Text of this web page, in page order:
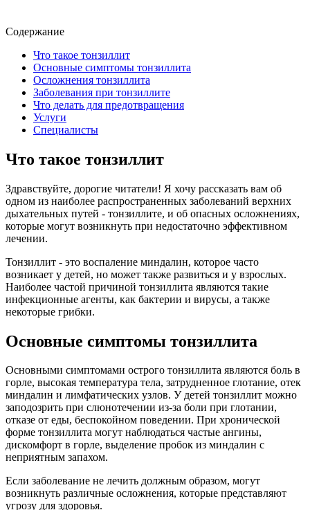
Содержание
Что такое тонзиллит
Основные симптомы тонзиллита
Осложнения тонзиллита
Заболевания при тонзиллите
Что делать для предотвращения
Услуги
Специалисты
Что такое тонзиллит
Здравствуйте, дорогие читатели! Я хочу рассказать вам об
одном из наиболее распространенных заболеваний верхних
дыхательных путей - тонзиллите, и об опасных осложнениях,
которые могут возникнуть при недостаточно эффективном
лечении.
Тонзиллит - это воспаление миндалин, которое часто
возникает у детей, но может также развиться и у взрослых.
Наиболее частой причиной тонзиллита являются такие
инфекционные агенты, как бактерии и вирусы, а также
некоторые грибки.
Основные симптомы тонзиллита
Основными симптомами острого тонзиллита являются боль в
горле, высокая температура тела, затрудненное глотание, отек
миндалин и лимфатических узлов. У детей тонзиллит можно
заподозрить при слюнотечении из-за боли при глотании,
отказе от еды, беспокойном поведении. При хронической
форме тонзиллита могут наблюдаться частые ангины,
дискомфорт в горле, выделение пробок из миндалин с
неприятным запахом.
Если заболевание не лечить должным образом, могут
возникнуть различные осложнения, которые представляют
угрозу для здоровья.